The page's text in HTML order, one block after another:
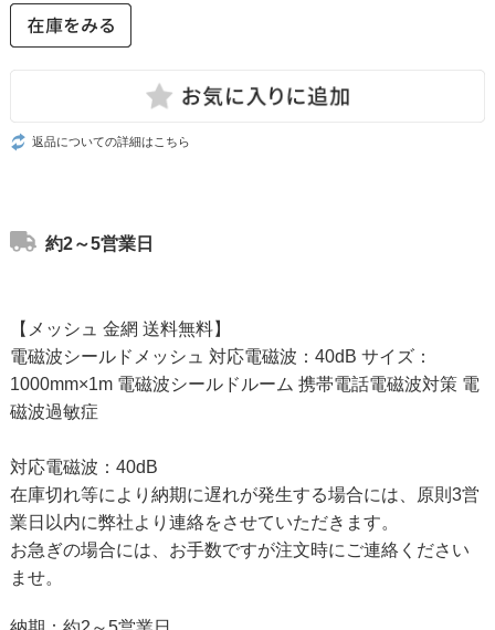
返品についての詳細はこちら
約2～5営業日
【メッシュ 金網 送料無料】
電磁波シールドメッシュ 対応電磁波：40dB サイズ：
1000mm×1m 電磁波シールドルーム 携帯電話電磁波対策 電
磁波過敏症
対応電磁波：40dB
在庫切れ等により納期に遅れが発生する場合には、原則3営
業日以内に弊社より連絡をさせていただきます。
お急ぎの場合には、お手数ですが注文時にご連絡ください
ませ。